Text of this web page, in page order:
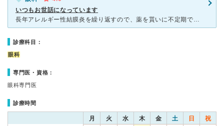
いつもお世話になっています
長年アレルギー性結膜炎を繰り返すので、薬を貰いに不定期で受診しています。目の状態を確認し、何回か分の薬を処方して貰っています。割といつも混雑していて待ち時間はありますが、診察や検査はスムーズです。医師
診療科目：
眼科
専門医・資格：
眼科専門医
診療時間
月 火 水 木 金 土 日 祝